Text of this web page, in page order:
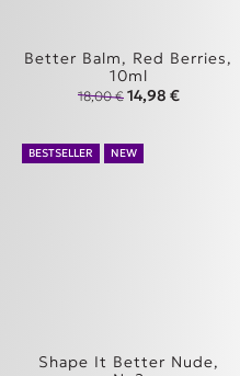
Better Balm, Red Berries,
10ml
18,00€ Original price
14,98 €Η
BESTSELLER NEW
Shape It Better Nude,